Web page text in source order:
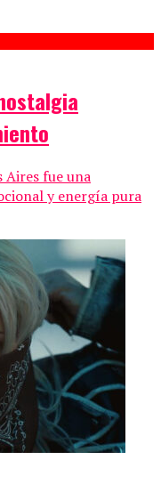
Aires fue una
y energía pura